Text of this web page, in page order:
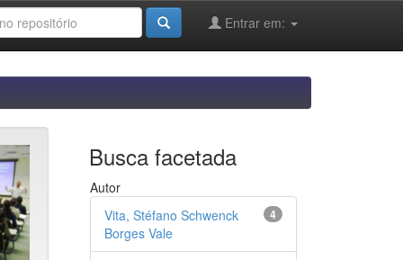
Entrar em:
Busca facetada
Autor
4
Vita, Stéfano Schwenck
Borges Vale